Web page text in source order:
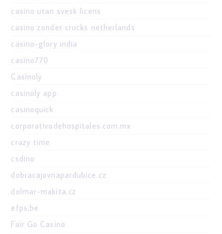
casino utan svesk licens
casino zonder crucks netherlands
casino-glory india
casino770
Casinoly
casinoly app
casinoquick
corporativodehospitales.com.mx
crazy time
csdino
dobracajovnapardubice.cz
dolmar-makita.cz
efps.be
Fair Go Casino